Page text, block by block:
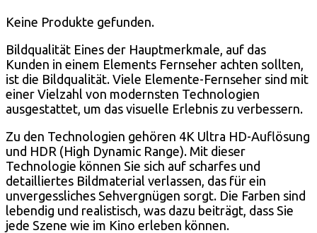
Keine Produkte gefunden.
Bildqualität Eines der Hauptmerkmale, auf das
Kunden in einem Elements Fernseher achten sollten,
ist die Bildqualität. Viele Elemente-Fernseher sind mit
einer Vielzahl von modernsten Technologien
ausgestattet, um das visuelle Erlebnis zu verbessern.
Zu den Technologien gehören 4K Ultra HD-Auflösung
und HDR (High Dynamic Range). Mit dieser
Technologie können Sie sich auf scharfes und
detailliertes Bildmaterial verlassen, das für ein
unvergessliches Sehvergnügen sorgt. Die Farben sind
lebendig und realistisch, was dazu beiträgt, dass Sie
jede Szene wie im Kino erleben können.